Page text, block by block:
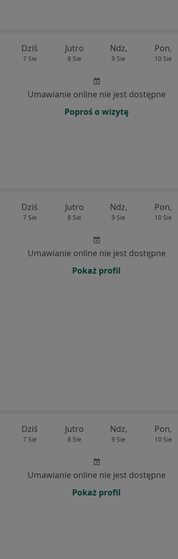
Dziś
7 Sie
Jutro
8 Sie
Ndz,
9 Sie
Pon,
10 Sie
Umawianie online nie jest dostępne
Poproś o wizytę
Dziś
7 Sie
Jutro
8 Sie
Ndz,
9 Sie
Pon,
10 Sie
Umawianie online nie jest dostępne
Pokaż profil
Dziś
7 Sie
Jutro
8 Sie
Ndz,
9 Sie
Pon,
10 Sie
Umawianie online nie jest dostępne
Pokaż profil